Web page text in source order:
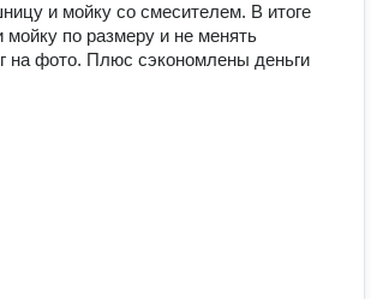
и мойку со смесителем. В итоге
мойку по размеру и не менять
на фото. Плюс сэкономлены деньги